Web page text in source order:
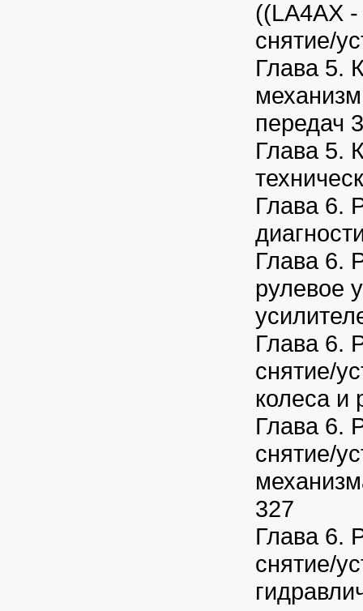
((LA4AX
снятие/
Глава 5.
передач
Глава 5.
Глава 6.
Глава 6.
рулевое
Глава 6.
снятие/
колеса и
Глава 6.
снятие/
327
Глава 6.
снятие/